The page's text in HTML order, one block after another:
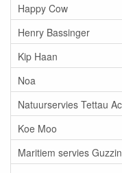
Happy Cow
Henry Bassinger
Kip Haan
Noa
Natuurservies Tettau
Koe Moo
Maritiem servies